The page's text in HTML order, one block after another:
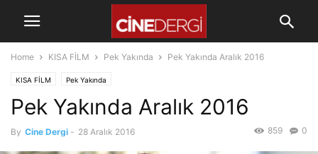
Home KISA FİLM Pek Yakında Pek Yakında Aralık 2016
KISA FİLM Pek Yakında
Pek Yakında Aralık 2016
By Cine Dergi - 28 Aralık 2016 0
859